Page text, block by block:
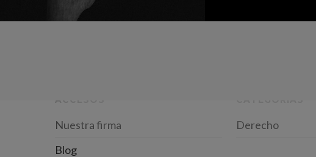
ACCESOS
Nuestra firma
Blog
Derecho